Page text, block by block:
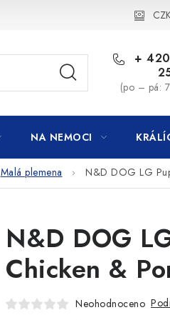
+
(po – pá:
NA NEMOCI
Malá plemena N&D DOG LG
N&D DOG
Chicken &
Neohodnoceno